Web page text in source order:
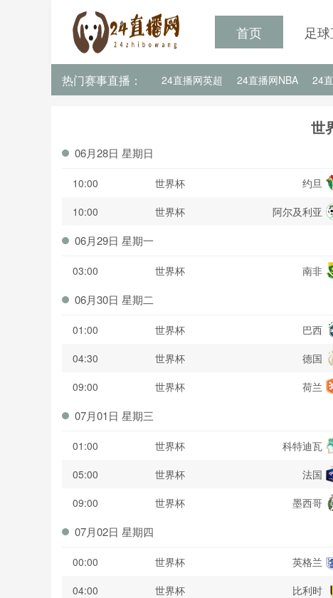
首页 足
热门赛事直播： 24直播网英超 24直播网NBA 24
世
06月28日 星期日
10:00 世界杯 约旦
10:00
世界杯 阿尔及利亚
06月29日 星期一
03:00 世界杯 南非
06月30日 星期二
01:00 世界杯 巴西
04:30
世界杯 德国
09:00
世界杯 荷兰
07月01日 星期三
01:00 世界杯 科特迪瓦
05:00
世界杯 法国
09:00
世界杯 墨西哥
07月02日 星期四
00:00 世界杯 英格兰
04:00
世界杯 比利时